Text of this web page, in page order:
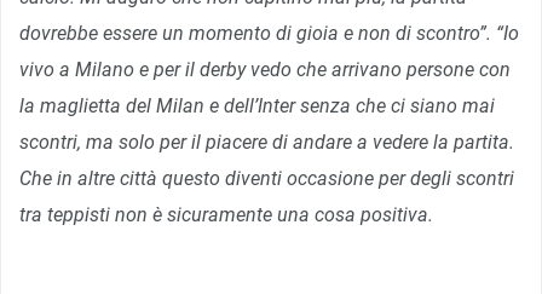
dovrebbe essere un momento di gioia e non di scontro”. “Io
vivo a Milano e per il derby vedo che arrivano persone con
la maglietta del Milan e dell’Inter senza che ci siano mai
scontri, ma solo per il piacere di andare a vedere la partita.
Che in altre città questo diventi occasione per degli scontri
tra teppisti non è sicuramente una cosa positiva.